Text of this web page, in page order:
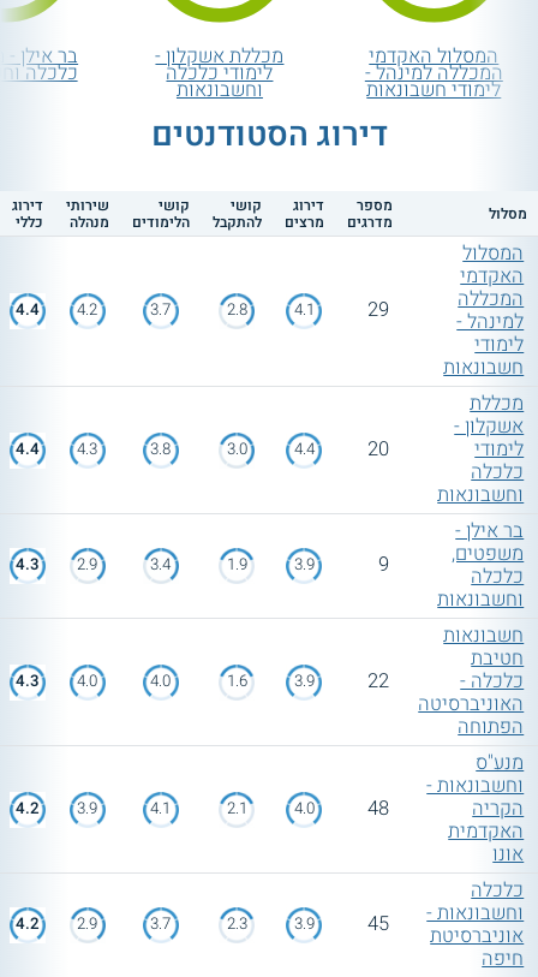
המסלול האקדמי
המכללה למינהל -
לימודי חשבונאות
מכללת אשקלון -
לימודי כלכלה
וחשבונאות
בר אילן
כלכלה
דירוג הסטודנטים
מסלול מספר
מדרגים
דירוג
מרצים
קושי
להתקבל
קושי
הלימודים
שירותי
מנהלה
דירוג
כללי
המסלול
האקדמי
המכללה
למינהל -
לימודי
חשבונאות
29
4.1
2.8
3.7
4.2
4.4
מכללת
אשקלון -
לימודי
כלכלה
וחשבונאות
20
4.4
3.0
3.8
4.3
4.4
בר אילן -
משפטים,
כלכלה
וחשבונאות
9
3.9
1.9
3.4
2.9
4.3
חשבונאות
חטיבת
כלכלה -
האוניברסיטה
הפתוחה
22
3.9
1.6
4.0
4.0
4.3
מנע"ס
וחשבונאות -
הקריה
האקדמית
אונו
48
4.0
2.1
4.1
3.9
4.2
כלכלה
וחשבונאות -
אוניברסיטת
חיפה
45
3.9
2.3
3.7
2.9
4.2